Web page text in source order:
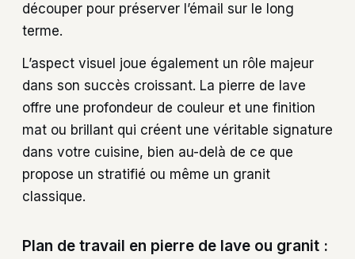
découper pour préserver l’émail sur le long
terme.
L’aspect visuel joue également un rôle majeur
dans son succès croissant. La pierre de lave
offre une profondeur de couleur et une finition
mat ou brillant qui créent une véritable signature
dans votre cuisine, bien au-delà de ce que
propose un stratifié ou même un granit
classique.
Plan de travail en pierre de lave ou granit :